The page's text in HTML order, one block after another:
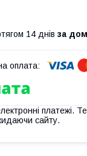
14 днів за
платежі.
сайту.